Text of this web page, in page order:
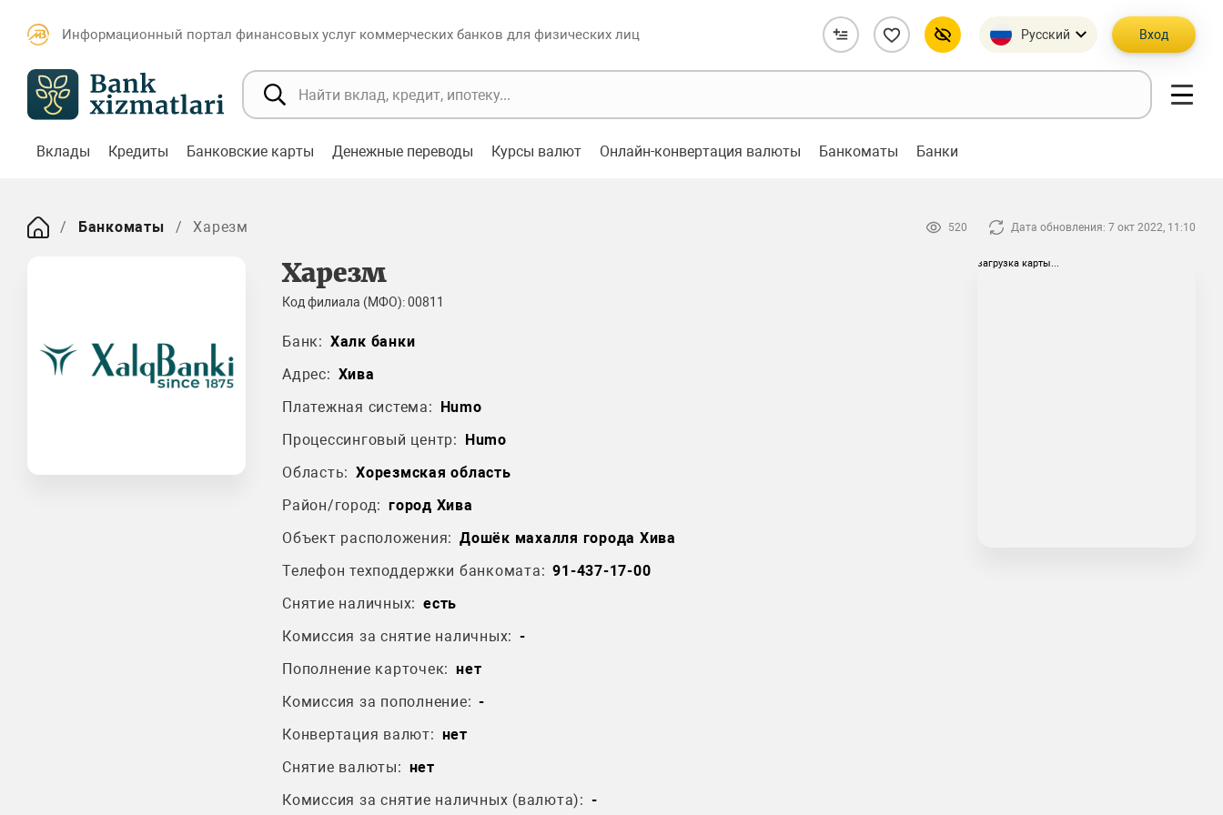
Информационный портал финансовых услуг коммерческих банков для физических лиц Русский Вход
Вклады Кредиты Банковские карты Денежные переводы Курсы валют Онлайн-конвертация валюты Банкоматы Банки
Банкоматы Харезм 520 Дата обновления: 7 окт 2022, 11:10
Харезм
Код филиала (МФО): 00811
Банк: Халк банки
Адрес: Хива
Платежная система: Humo
Процессинговый центр: Humo
Область: Хорезмская область
Район/город: город Хива
Объект расположения: Дошёк махалля города Хива
Телефон техподдержки банкомата: 91-437-17-00
Снятие наличных: есть
Комиссия за снятие наличных: -
Пополнение карточек: нет
Комиссия за пополнение: -
Конвертация валют: нет
Снятие валюты: нет
Комиссия за снятие наличных (валюта): -
загрузка карты...